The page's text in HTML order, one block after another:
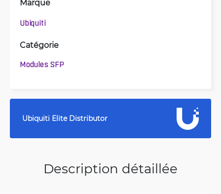
Ubiquiti
Catégorie
Modules SFP
Ubiquiti Elite Distributor
Description détaillée